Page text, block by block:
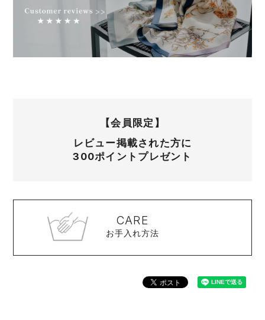
【会員限定】
レビュー掲載された方に
300ポイントプレゼント
CARE
お手入れ方法